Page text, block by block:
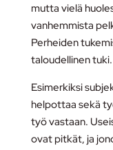
mutta vielä
vanhemmista
Perheiden
taloudellinen tuki.
Esimerkiksi
helpottaa sekä
työ vastaan.
ovat pitkät, ja